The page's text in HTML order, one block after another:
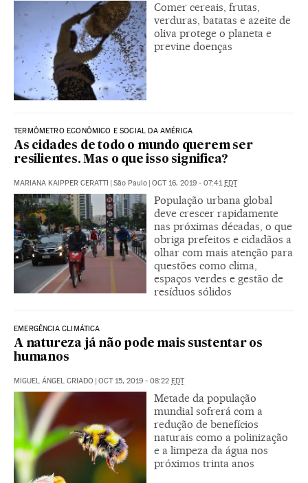
Comer cereais, frutas,
verduras, batatas e azeite de
oliva protege o planeta e
previne doenças
TERMÔMETRO ECONÔMICO E SOCIAL DA AMÉRICA
As cidades de todo o mundo querem ser
resilientes. Mas o que isso significa?
MARIANA KAIPPER CERATTI | São Paulo | OCT 16, 2019 - 07:41EDT
População urbana global
deve crescer rapidamente
nas próximas décadas, o que
obriga prefeitos e cidadãos a
olhar com mais atenção para
questões como clima,
espaços verdes e gestão de
resíduos sólidos
EMERGÊNCIA CLIMÁTICA
A natureza já não pode mais sustentar os
humanos
MIGUEL ÁNGEL CRIADO | OCT 15, 2019 - 08:22 EDT
Metade da população
mundial sofrerá com a
redução de benefícios
naturais como a polinização
e a limpeza da água nos
próximos trinta anos